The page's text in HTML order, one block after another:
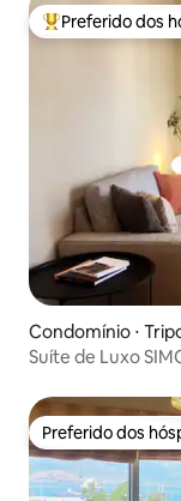
Entre os
Preferido dos
Condomínio ⋅
Suíte de Luxo
Preferido dos
Preferido dos